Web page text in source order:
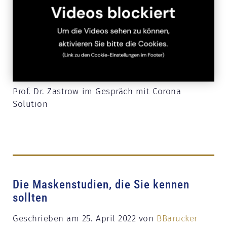
Prof. Dr. Zastrow im Gespräch mit Corona
Solution
Die Maskenstudien, die Sie kennen
sollten
Geschrieben am 25. April 2022 von BBarucker